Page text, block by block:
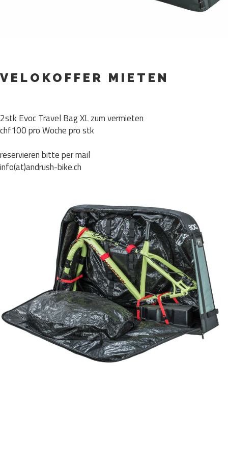
VELOKOFFER MIETEN
2stk Evoc Travel Bag XL zum vermieten
chf100 pro Woche pro stk
reservieren bitte per mail
info(at)andrush-bike.ch